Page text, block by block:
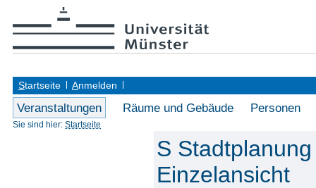
Startseite Anmelden
Veranstaltungen Räume und Gebäude Personen
Sie sind hier: Startseite
S
Einzelansicht